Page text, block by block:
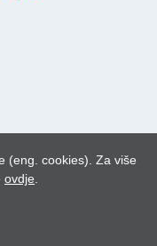
(eng. cookies). Za više
ovdje